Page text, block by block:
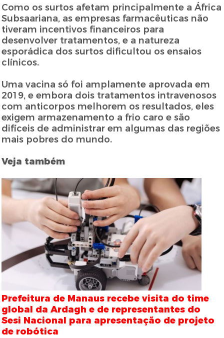
Como os surtos afetam principalmente a África
Subsaariana, as empresas farmacêuticas não
tiveram incentivos financeiros para
desenvolver tratamentos, e a natureza
esporádica dos surtos dificultou os ensaios
clínicos.
Uma vacina só foi amplamente aprovada em
2019, e embora dois tratamentos intravenosos
com anticorpos melhorem os resultados, eles
exigem armazenamento a frio caro e são
difíceis de administrar em algumas das regiões
mais pobres do mundo.
Veja também
Prefeitura de Manaus recebe visita do time
global da Ardagh e de representantes do
Sesi Nacional para apresentação de projeto
de robótica